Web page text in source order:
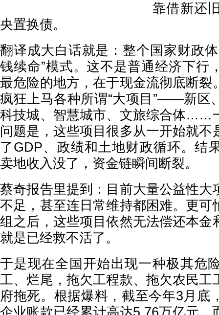
靠借新还
央置换债。
翻译成大白话就是：整个国家财政
钱续命”模式。这不是普通经济下行
最危险的地方，在于现金流彻底断裂
疯狂上马各种所谓“大项目”——新区
科技城、智慧城市、文旅综合体……
问题是，这些项目很多从一开始就不
了GDP、政绩和土地财政循环。结
卖地收入没了，资金链瞬间断裂。
蔡奇报告里提到：目前大量公益性大
不足，甚至连日常维持都困难。更可
组之后，这些项目依然无法偿还本金
就是已经救不活了。
于是现在全国开始出现一种极其危
工、烂尾，拖欠工程款、拖欠农民工
府拖死。根据爆料，截至今年3月底
企业账款已经累计高达5.76万亿元。